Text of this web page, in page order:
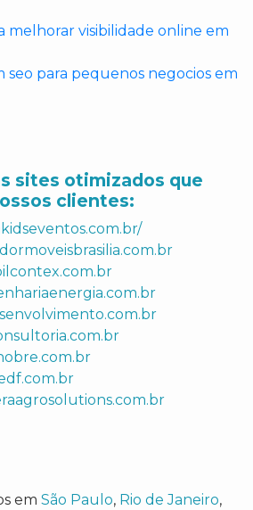
melhorar visibilidade online em
seo para pequenos negocios em
sites otimizados que
clientes:
em São Paulo, Rio de Janeiro,